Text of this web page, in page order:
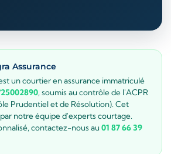
Assurance
un courtier en assurance immatriculé
, soumis au contrôle de l'ACPR
Prudentiel et de Résolution). Cet
notre équipe d'experts courtage.
contactez-nous au 01 87 66 39